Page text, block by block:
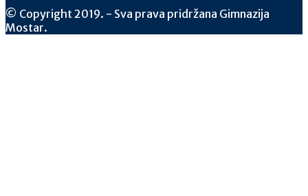
© Copyright 2019. - Sva prava pridržana Gimnazija
Mostar.